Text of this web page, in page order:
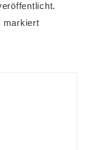
markiert